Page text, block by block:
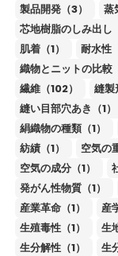
製品開発（3）
蒸
芯地樹脂のしみ出し
肌着（1）
耐水性
織物とニットの比較
繊維（102）
縫製
縫い目部穴あき（1）
絹織物の種類（1）
紡績（1）
空気の
空気の成分（1）
発がん性物質（1）
産業革命（1）
産
生殖毒性（1）
生
生分解性（1）
生